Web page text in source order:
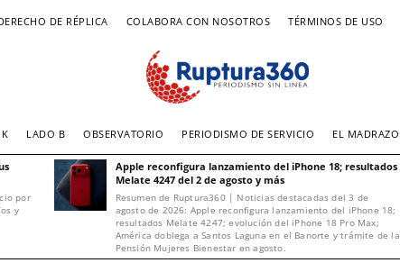
DE RÉPLICA COLABORA CON NOSOTROS TÉRMINOS DE USO
LADO B OBSERVATORIO PERIODISMO DE SERVICIO EL MADRAZO
por
y
Apple reconfigura lanzamiento del iPhone 18; resultados
Melate 4247 del 2 de agosto y más
Resumen de Ruptura360 | Noticias destacadas del 3 de
agosto de 2026: Apple reconfigura lanzamiento del iPhone 18;
resultados Melate 4247; evolución del iPhone 18 Pro Max;
América doblega a Santos Laguna en el Banorte y trámite de la
Pensión Mujeres Bienestar en agosto.